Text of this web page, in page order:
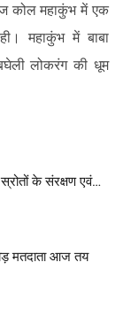
कोल महाकुंभ में एक
महाकुंभ में बाबा
बघेली लोकरंग की धूम
के संरक्षण एवं…
मतदाता आज तय